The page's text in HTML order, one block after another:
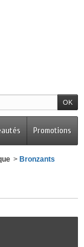
Promotions
> Bronzants